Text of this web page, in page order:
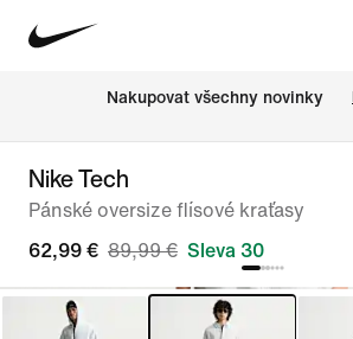
Nakupovat všechny novinky
Nike Tech
Pánské oversize flísové kraťasy
62,99 € 89,99 € Sleva 30